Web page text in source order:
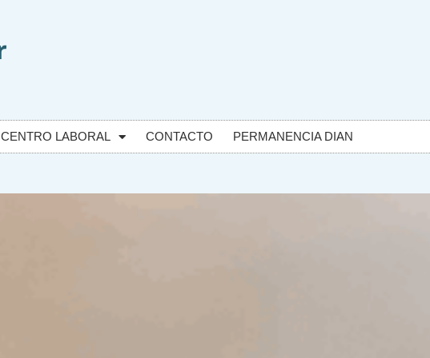
CENTRO LABORAL CONTACTO PERMANENCIA DIAN